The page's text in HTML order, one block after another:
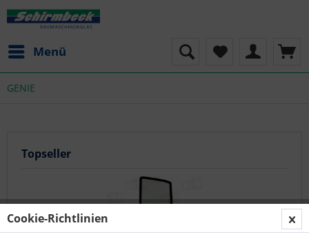
Menü
GENIE
Topseller
Cookie-Richtlinien